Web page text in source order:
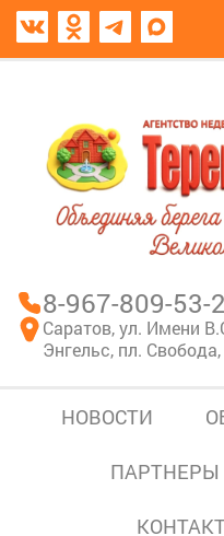
8-967-809-53-
Саратов, ул. Имени
Энгельс, пл.
НОВОСТИ
ПАРТНЕРЫ